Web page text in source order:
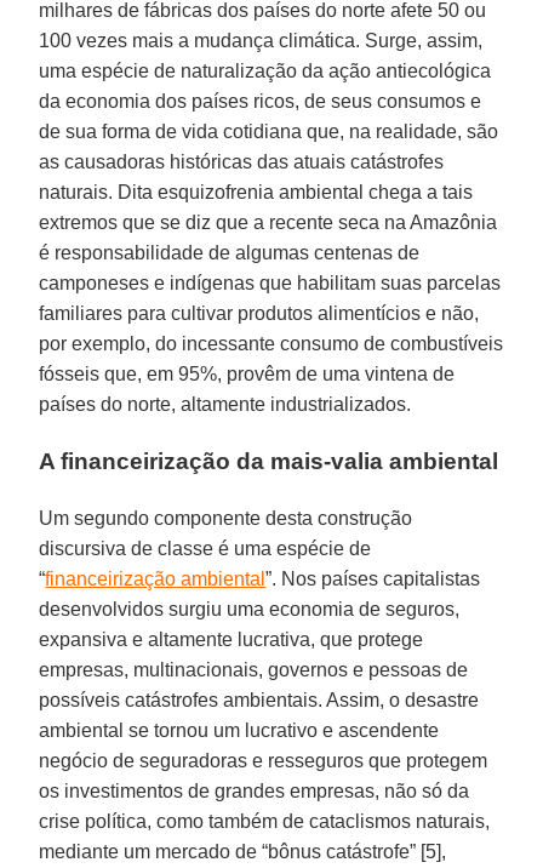
milhares de fábricas dos países do norte afete 50 ou
100 vezes mais a mudança climática. Surge, assim,
uma espécie de naturalização da ação antiecológica
da economia dos países ricos, de seus consumos e
de sua forma de vida cotidiana que, na realidade, são
as causadoras históricas das atuais catástrofes
naturais. Dita esquizofrenia ambiental chega a tais
extremos que se diz que a recente seca na Amazônia
é responsabilidade de algumas centenas de
camponeses e indígenas que habilitam suas parcelas
familiares para cultivar produtos alimentícios e não,
por exemplo, do incessante consumo de combustíveis
fósseis que, em 95%, provêm de uma vintena de
países do norte, altamente industrializados.
A financeirização da mais-valia ambiental
Um segundo componente desta construção
discursiva de classe é uma espécie de
“financeirização ambiental”. Nos países capitalistas
desenvolvidos surgiu uma economia de seguros,
expansiva e altamente lucrativa, que protege
empresas, multinacionais, governos e pessoas de
possíveis catástrofes ambientais. Assim, o desastre
ambiental se tornou um lucrativo e ascendente
negócio de seguradoras e resseguros que protegem
os investimentos de grandes empresas, não só da
crise política, como também de cataclismos naturais,
mediante um mercado de “bônus catástrofe” [5],